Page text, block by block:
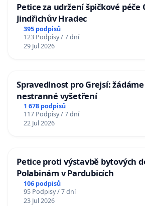
Petice za udržení špičkové péče
Jindřichův Hradec
395 podpisů
123 Podpisy / 7 dní
29 Jul 2026
Spravedlnost pro Grejsí:
nestranné vyšetření
1 678 podpisů
117 Podpisy / 7 dní
22 Jul 2026
Petice proti výstavbě bytových
Polabinám v Pardubicích
106 podpisů
95 Podpisy / 7 dní
23 Jul 2026